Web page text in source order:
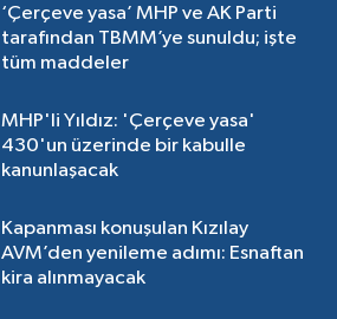
‘Çerçeve yasa’ MHP ve AK Parti
tarafından TBMM’ye sunuldu; işte
tüm maddeler
MHP'li Yıldız: 'Çerçeve yasa'
430'un üzerinde bir kabulle
kanunlaşacak
Kapanması konuşulan Kızılay
AVM’den yenileme adımı: Esnaftan
kira alınmayacak